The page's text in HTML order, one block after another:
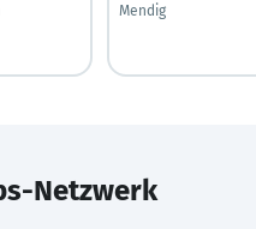
Mendig
Netzwerk